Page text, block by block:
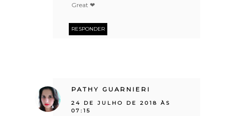
Great ❤
RESPONDER
PATHY GUARNIERI
24 DE JULHO DE 2018 ÀS
07:15